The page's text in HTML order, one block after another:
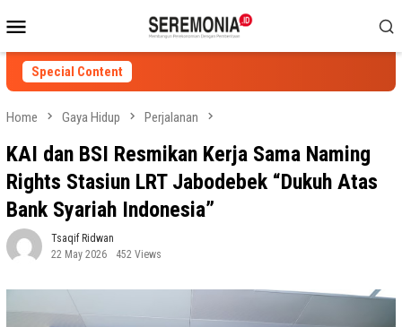
to
contentMenu
Special Content
Home Gaya Hidup Perjalanan
KAI dan BSI Resmikan Kerja Sama Naming
Rights Stasiun LRT Jabodebek “Dukuh Atas
Bank Syariah Indonesia”
Tsaqif Ridwan
22 May 2026
452 Views